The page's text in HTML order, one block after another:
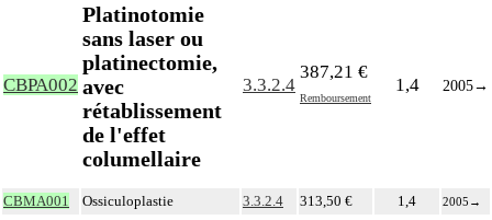
CBPA002
Platinotomie
sans laser ou
platinectomie,
avec
rétablissement
de l'effet
columellaire
3.3.2.4
387,21 €
Remboursement
1,4 2005→
CBMA001 Ossiculoplastie 3.3.2.4 313,50 € 1,4 2005 →